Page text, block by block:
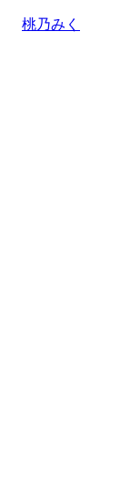
桃乃みく